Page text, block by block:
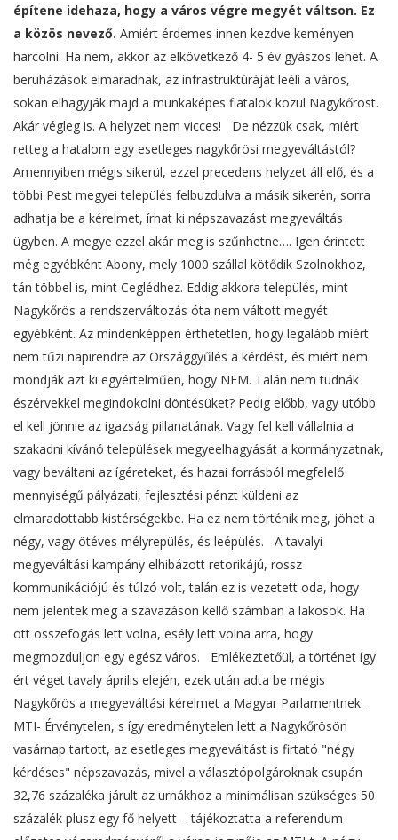
építene idehaza, hogy a város végre megyét váltson. Ez
a közös nevező. Amiért érdemes innen kezdve keményen
harcolni. Ha nem, akkor az elkövetkező 4- 5 év gyászos lehet. A
beruházások elmaradnak, az infrastruktúráját leéli a város,
sokan elhagyják majd a munkaképes fiatalok közül Nagykőröst.
Akár végleg is. A helyzet nem vicces! De nézzük csak, miért
retteg a hatalom egy esetleges nagykőrösi megyeváltástól?
Amennyiben mégis sikerül, ezzel precedens helyzet áll elő, és a
többi Pest megyei település felbuzdulva a másik sikerén, sorra
adhatja be a kérelmet, írhat ki népszavazást megyeváltás
ügyben. A megye ezzel akár meg is szűnhetne…. Igen érintett
még egyébként Abony, mely 1000 szállal kötődik Szolnokhoz,
tán többel is, mint Ceglédhez. Eddig akkora település, mint
Nagykőrös a rendszerváltozás óta nem váltott megyét
egyébként. Az mindenképpen érthetetlen, hogy legalább miért
nem tűzi napirendre az Országgyűlés a kérdést, és miért nem
mondják azt ki egyértelműen, hogy NEM. Talán nem tudnák
észérvekkel megindokolni döntésüket? Pedig előbb, vagy utóbb
el kell jönnie az igazság pillanatának. Vagy fel kell vállalnia a
szakadni kívánó települések megyeelhagyását a kormányzatnak,
vagy beváltani az ígéreteket, és hazai forrásból megfelelő
mennyiségű pályázati, fejlesztési pénzt küldeni az
elmaradottabb kistérségekbe. Ha ez nem történik meg, jöhet a
négy, vagy ötéves mélyrepülés, és leépülés. A tavalyi
megyeváltási kampány elhibázott retorikájú, rossz
kommunikációjú és túlzó volt, talán ez is vezetett oda, hogy
nem jelentek meg a szavazáson kellő számban a lakosok. Ha
ott összefogás lett volna, esély lett volna arra, hogy
megmozduljon egy egész város. Emlékeztetőül, a történet így
ért véget tavaly április elején, ezek után adta be mégis
Nagykőrös a megyeváltási kérelmet a Magyar Parlamentnek_
MTI- Érvénytelen, s így eredménytelen lett a Nagykőrösön
vasárnap tartott, az esetleges megyeváltást is firtató "négy
kérdéses" népszavazás, mivel a választópolgároknak csupán
32,76 százaléka járult az urnákhoz a minimálisan szükséges 50
százalék plusz egy fő helyett – tájékoztatta a referendum